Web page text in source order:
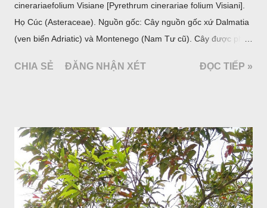
cinerariaefolium Visiane [Pyrethrum cinerariae folium Visiani].
Họ Cúc (Asteraceae). Nguồn gốc: Cây nguồn gốc xứ Dalmatia
(ven biển Adriatic) và Montenego (Nam Tư cũ). Cây được phân
trồng để khai thác: Pháp, Nga, Đức, Nam Tư (cũ), sau lan
Tam Đảo (Vĩnh Phúc), đã thu được kết quả ban đầu (những
năm 1560- 70); thường trồng đến năm thứ hai, thứ ba mới hái
hoa; trồng một lần thu hoạch 10 - 20 năm.
CHIA SẺ ĐĂNG NHẬN XÉT ĐỌC TIẾP »